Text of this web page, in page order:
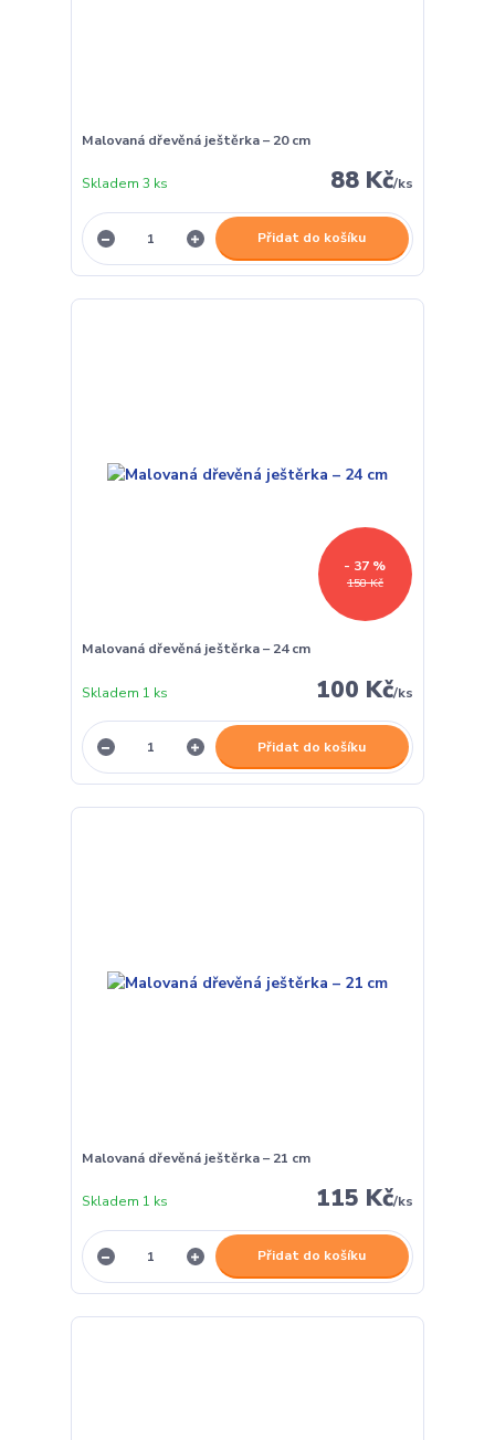
Malovaná dřevěná ještěrka – 20 cm
88 Kč/ks
Skladem 3 ks
Přidat do košíku
158 Kč
- 37 %
Malovaná dřevěná ještěrka – 24 cm
100 Kč/ks
Skladem 1 ks
Přidat do košíku
Malovaná dřevěná ještěrka – 21 cm
115 Kč/ks
Skladem 1 ks
Přidat do košíku